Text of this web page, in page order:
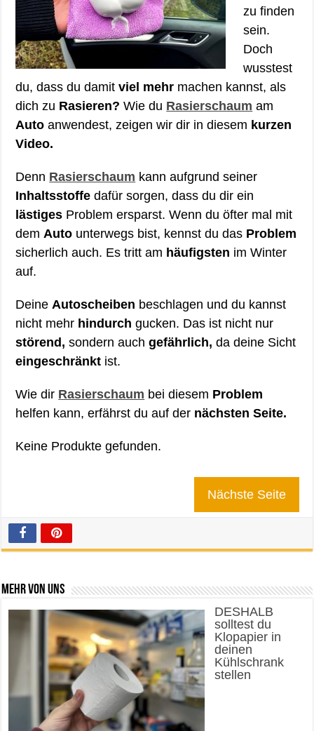
zu finden
sein.
Doch
wusstest
du, dass du damitviel mehr machen kannst, als
dich zu Rasieren? Wie du Rasierschaum am
Auto anwendest, zeigen wir dir in diesem kurzen
Video.
Denn Rasierschaum kann aufgrund seiner
Inhaltsstoffe dafür sorgen, dass du dir ein
lästiges Problem ersparst. Wenn du öfter mal mit
dem Auto unterwegs bist, kennst du das Problem
sicherlich auch. Es tritt am häufigsten im Winter
auf.
Deine Autoscheiben beschlagen und du kannst
nicht mehr hindurch gucken. Das ist nicht nur
störend, sondern auchgefährlich, da deine Sicht
eingeschränkt ist.
Wie dir Rasierschaum bei diesem Problem
helfen kann, erfährst du auf der nächsten Seite.
Keine Produkte gefunden.
Nächste Seite
Mehr von uns
DESHALB
solltest du
Klopapier in
deinen
Kühlschrank
stellen